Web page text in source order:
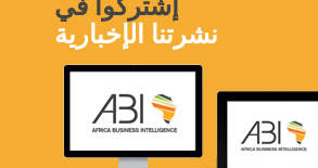
نشرتنا الإخبارية